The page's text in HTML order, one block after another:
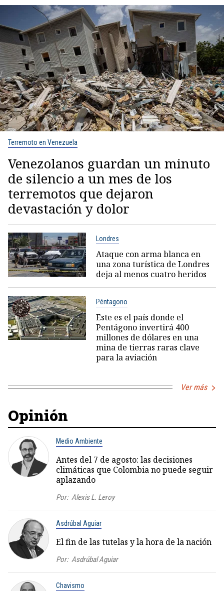
Terremoto en Venezuela
Venezolanos guardan un minuto
de silencio a un mes de los
terremotos que dejaron
devastación y dolor
Londres
Ataque con arma blanca en
una zona turística de Londres
deja al menos cuatro heridos
Péntagono
Este es el país donde el
Pentágono invertirá 400
millones de dólares en una
mina de tierras raras clave
para la aviación
Ver más
Opinión
Medio Ambiente
Antes del 7 de agosto: las decisiones
climáticas que Colombia no puede seguir
aplazando
Por: Alexis L. Leroy
Asdrúbal Aguiar
El fin de las tutelas y la hora de la nación
Por: Asdrúbal Aguiar
Chavismo